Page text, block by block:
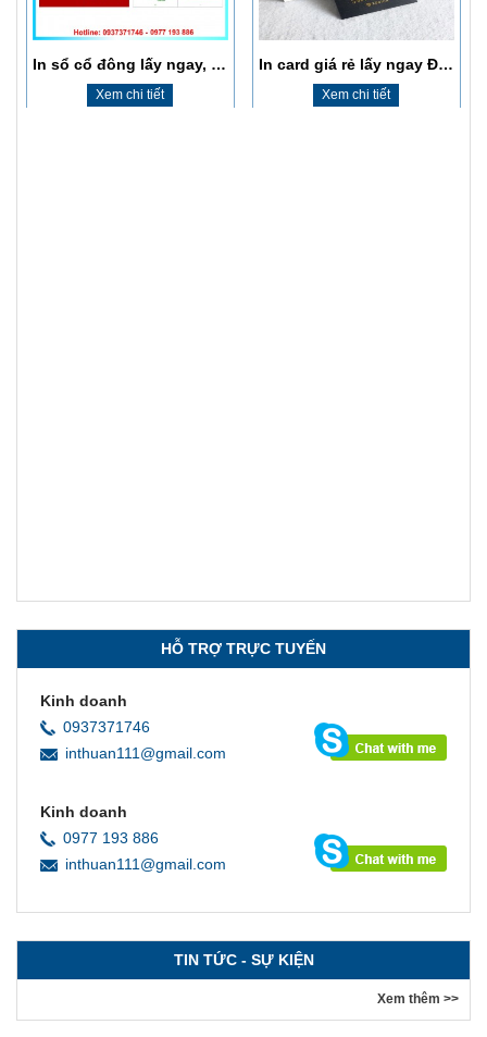
Xem chi tiết
HỖ TRỢ TRỰC TUYẾN
Kinh doanh
0937371746
inthuan111@gmail.com
Kinh doanh
0977 193 886
inthuan111@gmail.com
TIN TỨC - SỰ KIỆN
Xem thêm >>